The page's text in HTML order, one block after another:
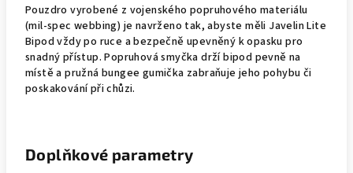
Pouzdro vyrobené z vojenského popruhového materiálu
(mil-spec webbing) je navrženo tak, abyste měli Javelin Lite
Bipod vždy po ruce a bezpečně upevněný k opasku pro
snadný přístup. Popruhová smyčka drží bipod pevně na
místě a pružná bungee gumička zabraňuje jeho pohybu či
poskakování při chůzi.
Doplňkové parametry